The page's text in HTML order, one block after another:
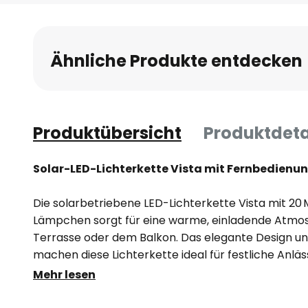
Bildgalerie
springen
Ähnliche Produkte entdecken
Produktübersicht
Solar-LED-Lichterkette Vista mit
Die solarbetriebene LED-Lichterkette Vista mit 20
Lämpchen sorgt für eine warme, einladende
Terrasse oder dem Balkon. Das elegante Design
machen diese Lichterkette ideal für festliche
Mit der beiliegenden Fernbedienung kannst du
Mehr lesen